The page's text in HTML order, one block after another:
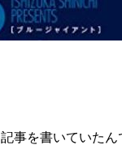
事を書いていた